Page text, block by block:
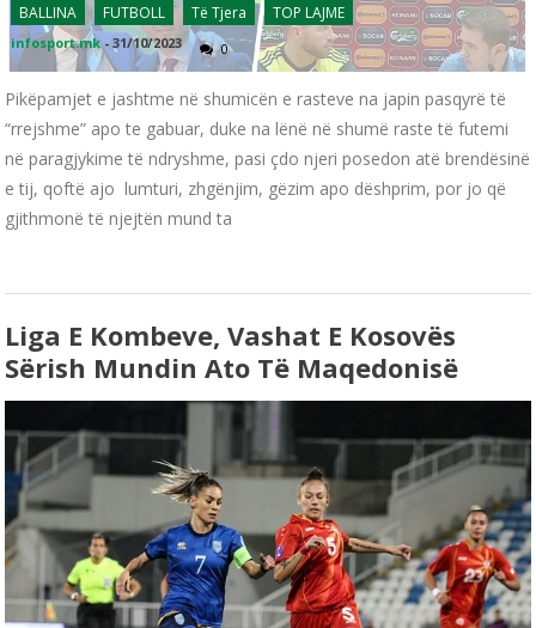
BALLINA FUTBOLL Të Tjera TOP LAJME
infosport.mk -31/10/2023 0
Pikëpamjet e jashtme në shumicën e rasteve na japin pasqyrë të
“rrejshme” apo te gabuar, duke na lënë në shumë raste të futemi
në paragjykime të ndryshme, pasi çdo njeri posedon atë brendësinë
e tij, qoftë ajo lumturi, zhgënjim, gëzim apo dëshprim, por jo që
gjithmonë të njejtën mund ta
Liga E Kombeve, Vashat E Kosovës
Sërish Mundin Ato Të Maqedonisë